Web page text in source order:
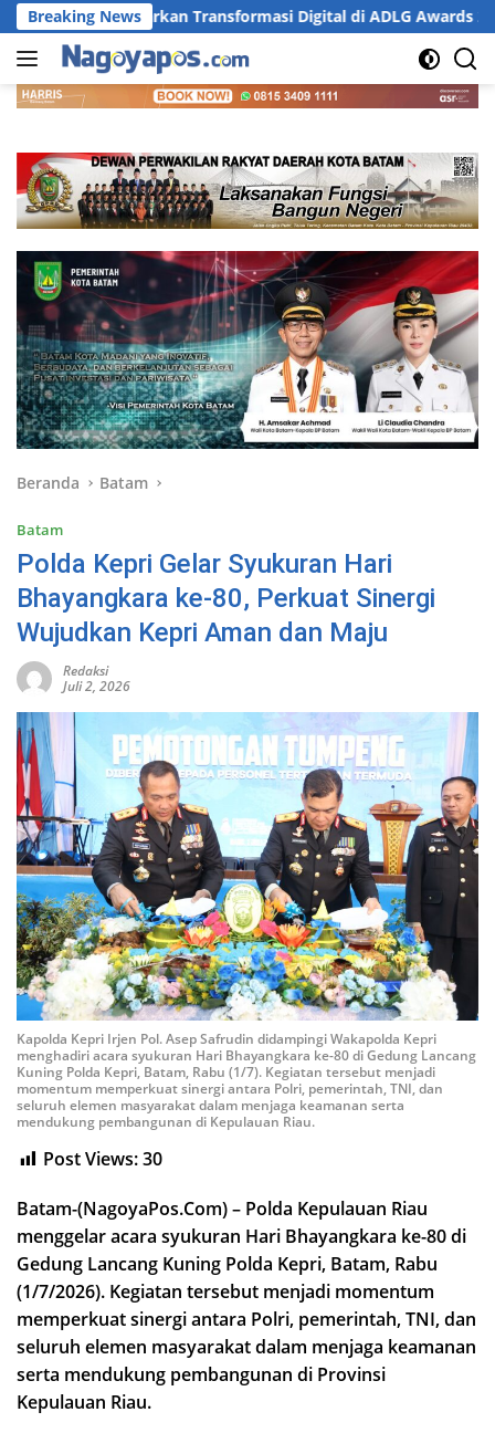
Langsung
ke
konten
Breaking NewsDigital di ADLG Awards 2026 DPRD
Beranda Batam
Batam
Polda Kepri Gelar Syukuran Hari
Bhayangkara ke-80, Perkuat Sinergi
Wujudkan Kepri Aman dan Maju
Redaksi
Juli 2, 2026
Kapolda Kepri Irjen Pol. Asep Safrudin didampingi Wakapolda Kepri
menghadiri acara syukuran Hari Bhayangkara ke-80 di Gedung Lancang
Kuning Polda Kepri, Batam, Rabu (1/7). Kegiatan tersebut menjadi
momentum memperkuat sinergi antara Polri, pemerintah, TNI, dan
seluruh elemen masyarakat dalam menjaga keamanan serta
mendukung pembangunan di Kepulauan Riau.
Post Views:30
Batam-(NagoyaPos.Com) – Polda Kepulauan Riau
menggelar acara syukuran Hari Bhayangkara ke-80 di
Gedung Lancang Kuning Polda Kepri, Batam, Rabu
(1/7/2026). Kegiatan tersebut menjadi momentum
memperkuat sinergi antara Polri, pemerintah, TNI, dan
seluruh elemen masyarakat dalam menjaga keamanan
serta mendukung pembangunan di Provinsi
Kepulauan Riau.